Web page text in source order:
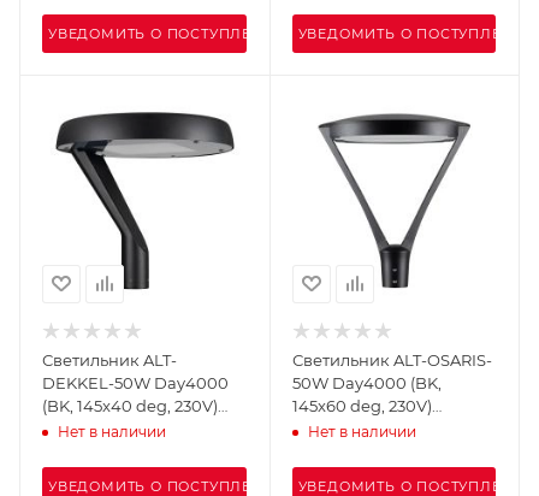
УВЕДОМИТЬ О ПОСТУПЛЕНИИ УВЕДОМИТЬ О ПОСТУПЛЕНИИ
Светильник ALT-
DEKKEL-50W Day4000
(BK, 145x40 deg, 230V)
(Arlight, IP65 Металл, 5
Нет в наличии
УВЕДОМИТЬ О ПОСТУПЛЕНИИ
Светильник ALT-OSARIS-
50W Day4000 (BK,
145x60 deg, 230V)
(Arlight, IP65 Металл, 5
Нет в наличии
УВЕДОМИТЬ О ПОСТУПЛЕНИИ